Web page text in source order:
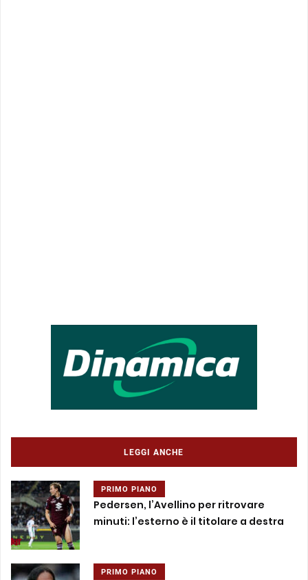
LEGGI ANCHE
PRIMO PIANO
Pedersen, l’Avellino per ritrovare
minuti: l’esterno è il titolare a destra
PRIMO PIANO